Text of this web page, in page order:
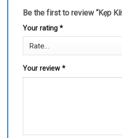
Be the first to review “Kẹp
Your rating *
Your review *